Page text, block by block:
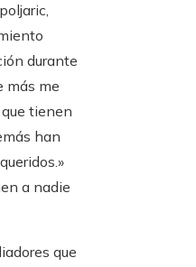
durante
más me
tienen
han
a nadie
que